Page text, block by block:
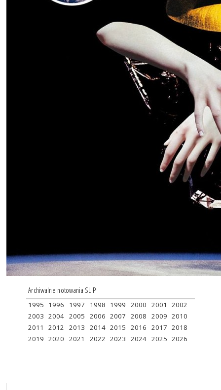
Archiwalne notowania SLIP
1995 1996 1997 1998 1999 2000 2001
2002
2003 2004 2005 2006 2007 2008 2009 2010
2011
2012 2013 2014 2015 2016 2017 2018
2019 2020 2021 2022 2023 2024 2025 2026